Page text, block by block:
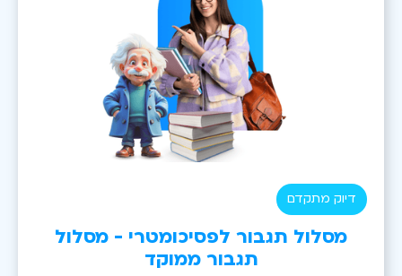
דיוק מתקדם
מסלול תגבור לפסיכומטרי - מסלול
תגבור ממוקד